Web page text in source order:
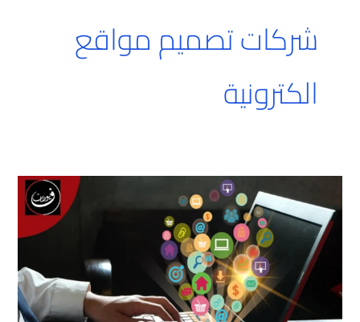
شركات تصميم مواقع
الكترونية
شركة
برمجة
وتصميم
مواقع